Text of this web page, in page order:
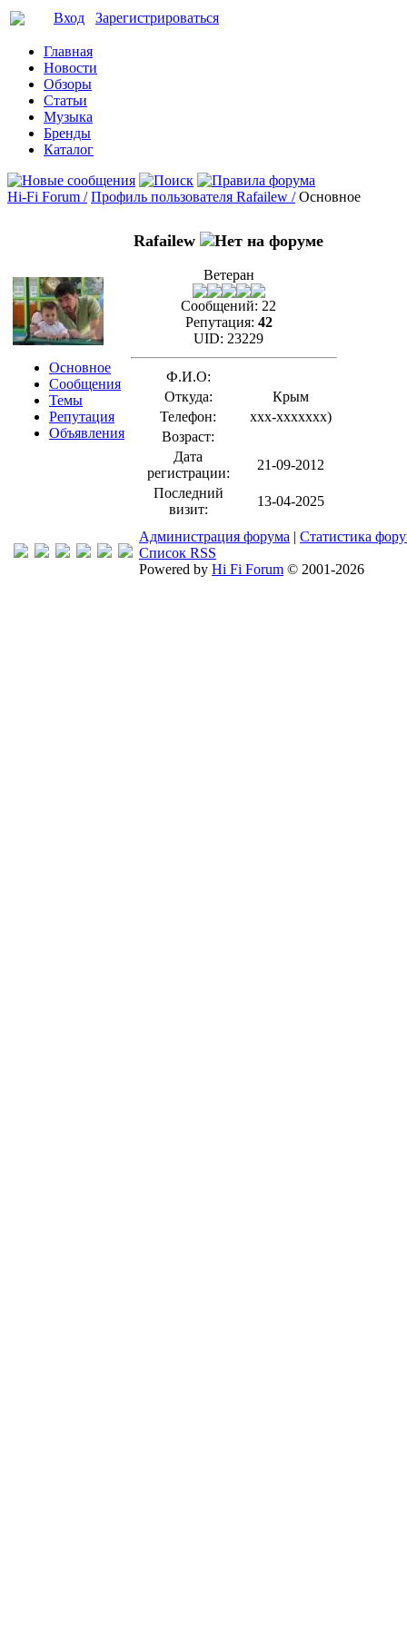
Вход Зарегистрироваться
Главная
Новости
Обзоры
Статьи
Музыка
Бренды
Каталог
Hi-Fi Forum / Профиль пользователя Rafailew / Основное
Основное
Сообщения
Темы
Репутация
Объявления
Rafailew
Ветеран
Сообщений: 22
Репутация: 42
UID: 23229
Ф.И.О:
Откуда:
Крым
Телефон:
xxx-xxxxxxx)
Возраст:
Дата
регистрации:
21-09-2012
Последний
визит:
13-04-2025
Администрация форума | Статистика
Список RSS
Powered by Hi Fi Forum © 2001-2026